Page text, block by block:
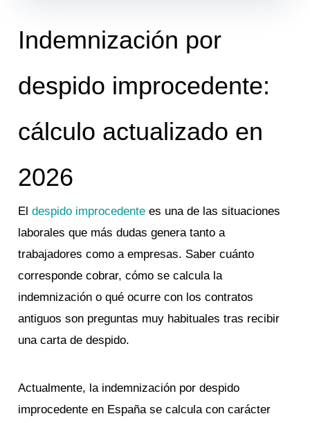
Indemnización por
despido improcedente:
cálculo actualizado en
2026
Eldespido improcedente es una de las situaciones
laborales que más dudas genera tanto a
trabajadores como a empresas. Saber cuánto
corresponde cobrar, cómo se calcula la
indemnización o qué ocurre con los contratos
antiguos son preguntas muy habituales tras recibir
una carta de despido.
Actualmente, la indemnización por despido
improcedente en España se calcula con carácter